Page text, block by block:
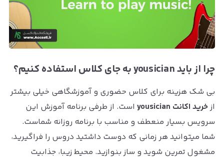
چرا از باید yousician به جای کلاس استفاده کنیم؟
بی شک هزینه برای کلاس حضوری و آموزشگاهی خیلی بیشتر
ازخرید اکانت yousician
است. از طرفی برنامه آموزش این
سرویس بسیار منعطف و مناسب با برنامه روزانه شماست.
شما میتوانید هر زمانی که دوست داشتید دروس را فراگیرید،
مشغول تمرین شوید و ساز بنوازید. محیط زیبا، جذابیت